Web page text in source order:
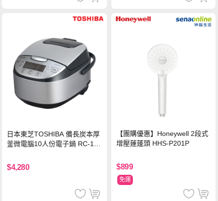
日本東芝TOSHIBA 備長炭本厚
釜微電腦10人份電子鍋 RC-18
$4,280
【團購優惠】Honeywell 2段式
增壓蓮蓬頭 HHS-P201P
$899
免運